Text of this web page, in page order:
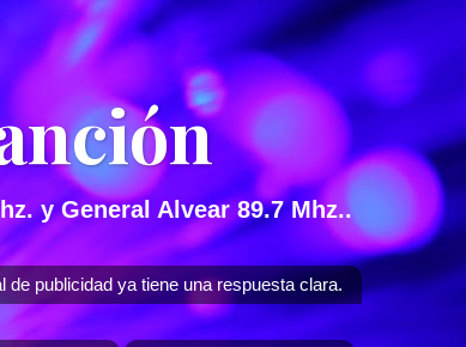
y General Alvear 89.7 Mhz..
publicidad ya tiene una respuesta clara.